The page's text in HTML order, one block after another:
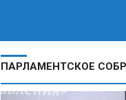
ПАРЛАМЕНТСКОЕ